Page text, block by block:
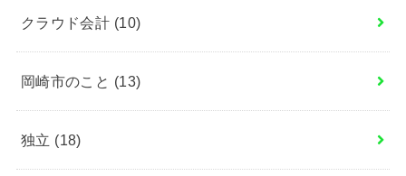
クラウド会計 (10)
岡崎市のこと (13)
独立 (18)